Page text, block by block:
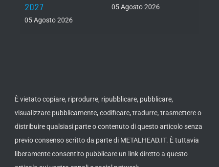
2027
05 Agosto 2026
05 Agosto 2026
È vietato copiare, riprodurre, ripubblicare, pubblicare,
visualizzare pubblicamente, codificare, tradurre, trasmettere o
distribuire qualsiasi parte o contenuto di questo articolo senza
previo consenso scritto da parte di METALHEAD.IT. È tuttavia
liberamente consentito pubblicare un link diretto a questo